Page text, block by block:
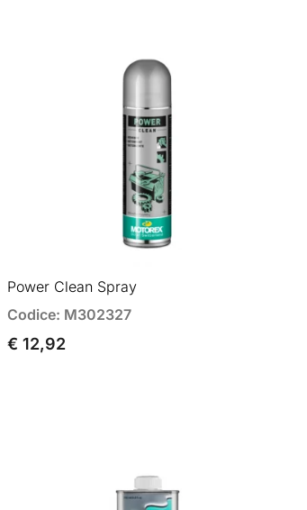
Power Clean Spray
Codice: M302327
€ 12,92